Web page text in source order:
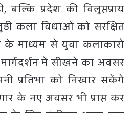
बल्कि प्रदेश की विलुप्तप्राय
कला विधाओं को संरक्षित
के माध्यम से युवा कलाकारों
में सीखने का अवसर
प्रतिभा को निखार सकेंगे
के नए अवसर भी प्राप्त कर